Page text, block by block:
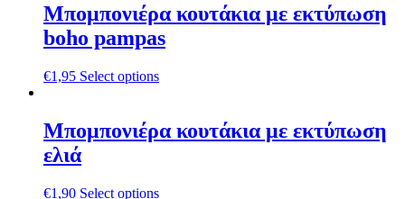
Μπομπονιέρα κουτάκια με εκτύπωση
boho pampas
€1,95 Select options
Μπομπονιέρα κουτάκια με εκτύπωση
ελιά
€1,90 Select options